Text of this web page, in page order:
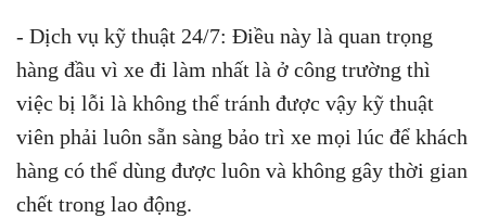
- Dịch vụ kỹ thuật 24/7: Điều này là quan trọng
hàng đầu vì xe đi làm nhất là ở công trường thì
việc bị lỗi là không thể tránh được vậy kỹ thuật
viên phải luôn sẵn sàng bảo trì xe mọi lúc để khách
hàng có thể dùng được luôn và không gây thời gian
chết trong lao động.